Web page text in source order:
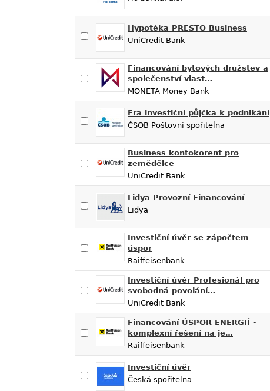
Hypotéka PRESTO Business
UniCredit Bank
Financování bytových družstev a
společenství vlast…
MONETA Money Bank
Era investiční půjčka k podnikání
ČSOB Poštovní spořitelna
Business kontokorent pro
zemědělce
UniCredit Bank
Lidya Provozní Financování
Lidya
Investiční úvěr se zápočtem
úspor
Raiffeisenbank
Investiční úvěr Profesionál pro
svobodná povolání…
UniCredit Bank
Financování ÚSPOR ENERGIÍ -
komplexní řešení na je…
Raiffeisenbank
Investiční úvěr
Česká spořitelna